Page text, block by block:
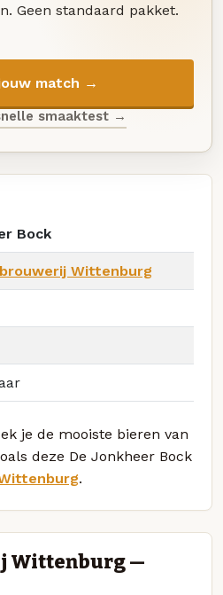
Geen standaard pakket.
match →
smaaktest →
Bock
Wittenburg
je de mooiste bieren van
deze De Jonkheer Bock
.
Wittenburg —